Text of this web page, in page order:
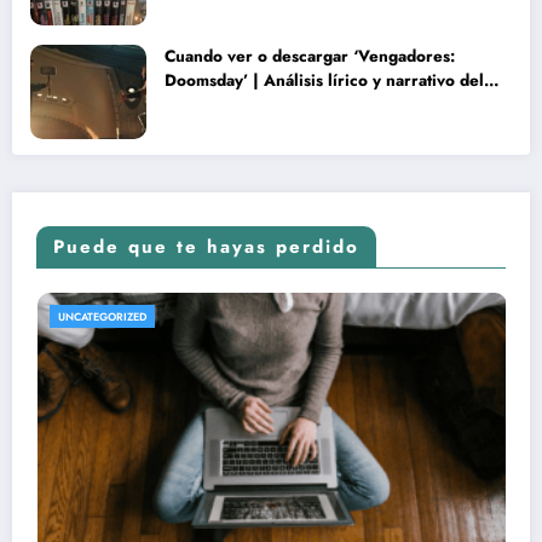
Cuando ver o descargar ‘Vengadores:
Doomsday’ | Análisis lírico y narrativo del
Puede que te hayas perdido
REVISTA DE CINE | NOTICIAS, IMÁGENES, TRÁILERS, ARTÍCULOS Y CRÍTICAS
UNCATEGORIZED